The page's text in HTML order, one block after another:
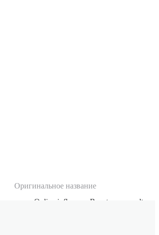
Оригинальное название
Online influence. Boost your results